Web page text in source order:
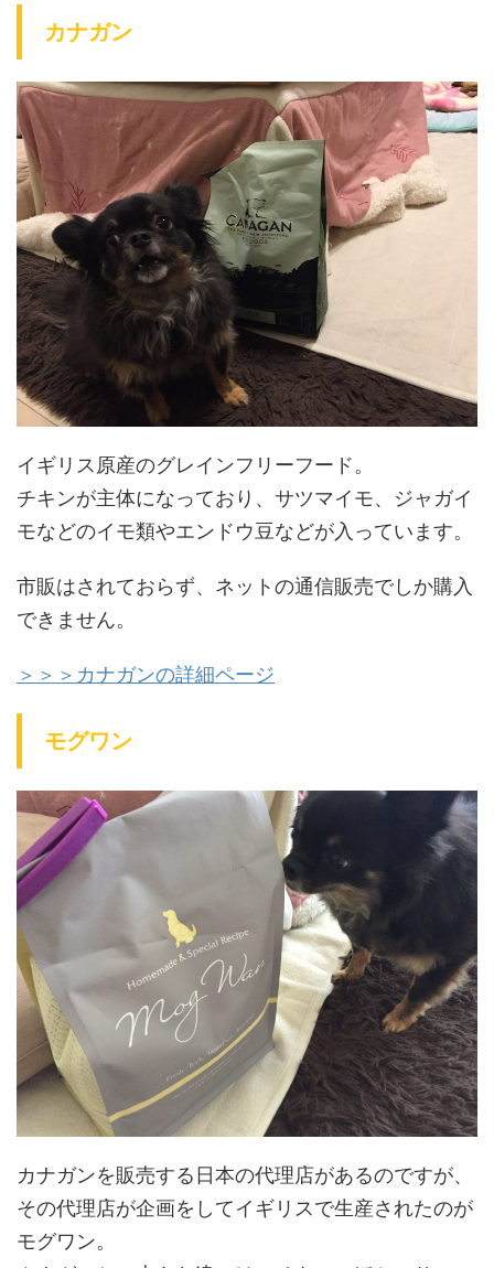
カナガン
イギリス原産のグレインフリーフード。
チキンが主体になっており、サツマイモ、ジャガイ
モなどのイモ類やエンドウ豆などが入っています。
市販はされておらず、ネットの通信販売でしか購入
できません。
＞＞＞カナガンの詳細ページ
モグワン
カナガンを販売する日本の代理店があるのですが、
その代理店が企画をしてイギリスで生産されたのが
モグワン。